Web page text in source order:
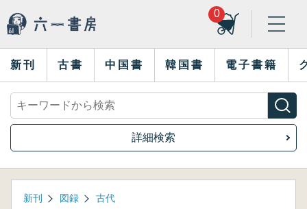
0
新刊 古書 中国書 韓国書 電子書籍
詳細検索
新刊 図録 古代